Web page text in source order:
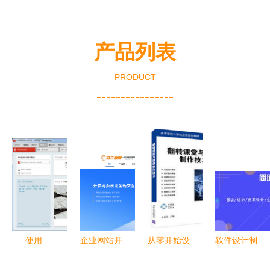
产品列表
PRODUCT
----------------
使用
企业网站开
从零开始设
软件设计制